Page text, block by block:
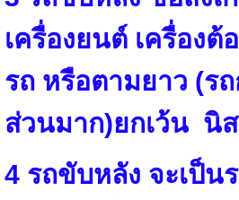
เครื่องยนต์ เครื่องต้
รถ หรือตามยาว (ร
ส่วนมาก)ยกเว้น นิ
4 รถขับหลัง จะเป็น